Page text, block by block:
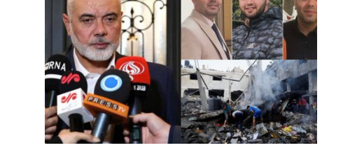
Special Story
Business